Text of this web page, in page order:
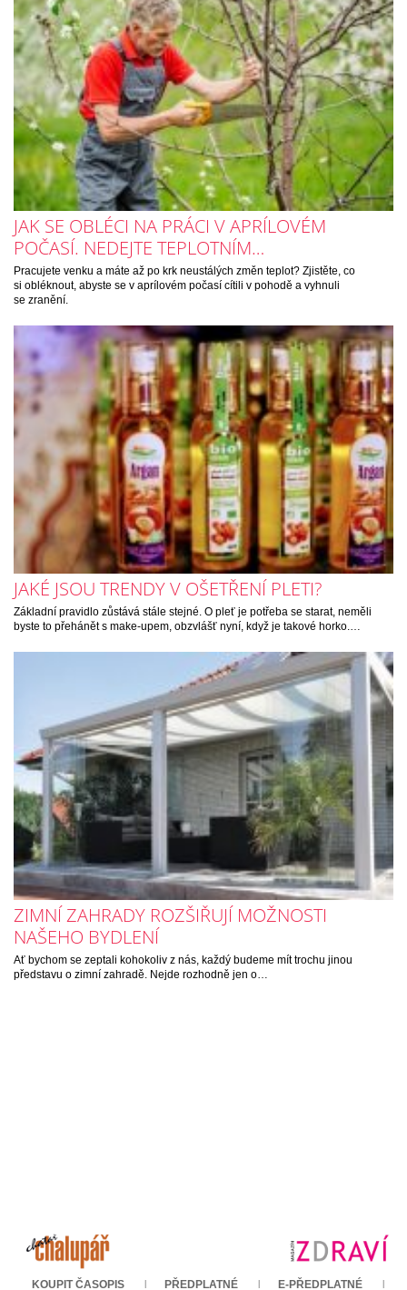
JAK SE OBLÉCI NA PRÁCI V APRÍLOVÉM
POČASÍ. NEDEJTE TEPLOTNÍM…
Pracujete venku a máte až po krk neustálých změn teplot? Zjistěte, co
si obléknout, abyste se v aprílovém počasí cítili v pohodě a vyhnuli
se zranění.
JAKÉ JSOU TRENDY V OŠETŘENÍ PLETI?
Základní pravidlo zůstává stále stejné. O pleť je potřeba se starat, neměli
byste to přehánět s make-upem, obzvlášť nyní, když je takové horko.…
ZIMNÍ ZAHRADY ROZŠIŘUJÍ MOŽNOSTI
NAŠEHO BYDLENÍ
Ať bychom se zeptali kohokoliv z nás, každý budeme mít trochu jinou
představu o zimní zahradě. Nejde rozhodně jen o…
KOUPIT ČASOPIS PŘEDPLATNÉ E-PŘEDPLATNÉ